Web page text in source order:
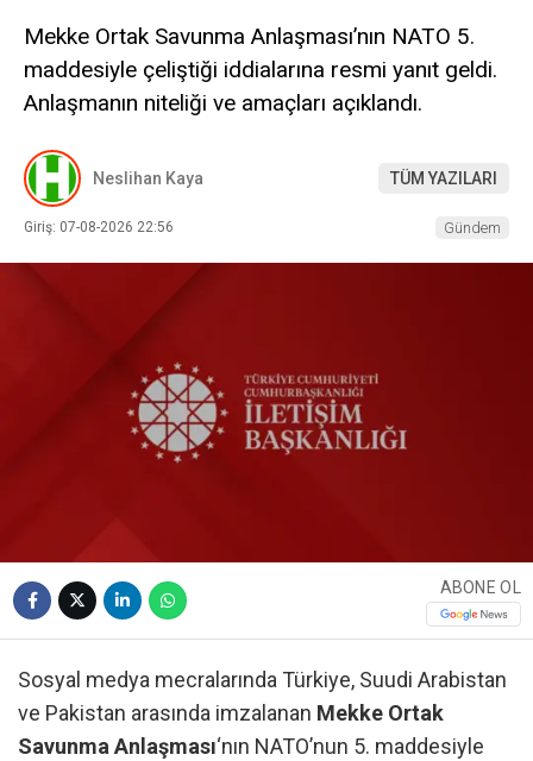
Mekke Ortak Savunma Anlaşması’nın NATO 5.
maddesiyle çeliştiği iddialarına resmi yanıt geldi.
Anlaşmanın niteliği ve amaçları açıklandı.
Neslihan Kaya TÜM YAZILARI
Giriş: 07-08-2026 22:56 Gündem
ABONE OL
Sosyal medya mecralarında Türkiye, Suudi Arabistan
ve Pakistan arasında imzalanan Mekke Ortak
Savunma Anlaşması‘nın NATO’nun 5. maddesiyle